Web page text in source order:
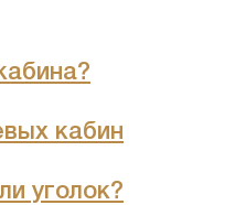
кабин
уголок?